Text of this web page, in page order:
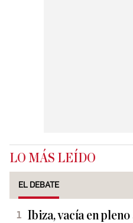
LO MÁS LEÍDO
EL DEBATE
Ibiza, vacía en